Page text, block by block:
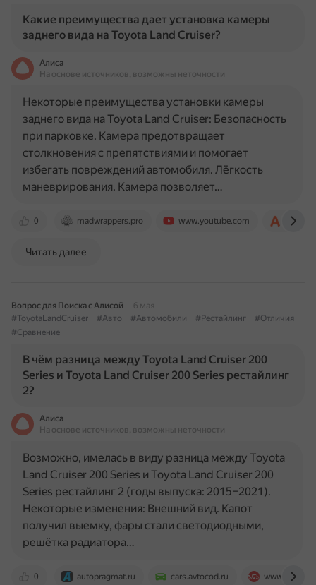
Какие преимущества дает установка камеры
заднего вида на Toyota Land Cruiser?
Алиса
На основе источников, возможны неточности
0 madwrappers.pro www.youtube.com
Некоторые преимущества установки камеры
заднего вида на Toyota Land Cruiser: Безопасность
при парковке. Камера предотвращает
столкновения с препятствиями и помогает
избегать повреждений автомобиля. Лёгкость
маневрирования. Камера позволяет…
Читать далее
Вопрос для Поиска с Алисой
6 мая
#ToyotaLandCruiser
#Авто #Автомобили #Рестайлинг
#Отличия
#Сравнение
В чём разница между Toyota Land Cruiser 200
Series и Toyota Land Cruiser 200 Series рестайлинг
2?
Алиса
На основе источников, возможны неточности
0 autopragmat.ru cars.avtocod.ru www.drom.ru
Возможно, имелась в виду разница между Toyota
Land Cruiser 200 Series и Toyota Land Cruiser 200
Series рестайлинг 2 (годы выпуска: 2015–2021).
Некоторые изменения: Внешний вид. Капот
получил выемку, фары стали светодиодными,
решётка радиатора…